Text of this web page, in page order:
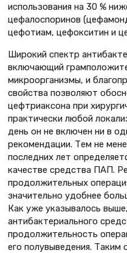
использования на 30 %
цефалоспоринов
цефотиам, цефокситин и
Широкий спектр
включающий
микроорганизмы, и
свойства позволяют
цефтриаксона при
практически любой
день он не включен ни в
рекомендации. Тем не
последних лет
качестве средства ПАП.
продолжительных
значительно удобнее
Как уже указывалось
антибактериального
продолжительность
его полувыведения.